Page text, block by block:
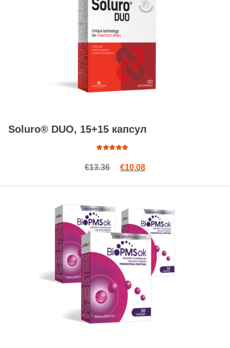
Soluro® DUO, 15+15 капсул
4.84
из
€13.36 Первоначальная цена
€10.08Текущая цена: